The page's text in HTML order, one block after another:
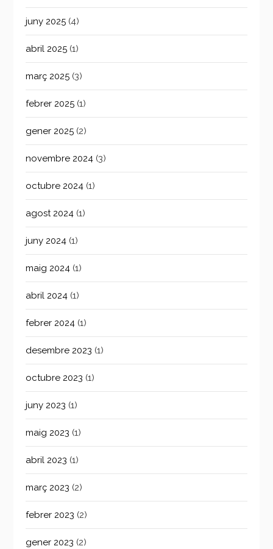
juny 2025 (4)
abril 2025 (1)
març 2025 (3)
febrer 2025 (1)
gener 2025 (2)
novembre 2024 (3)
octubre 2024 (1)
agost 2024 (1)
juny 2024 (1)
maig 2024 (1)
abril 2024 (1)
febrer 2024 (1)
desembre 2023 (1)
octubre 2023 (1)
juny 2023 (1)
maig 2023 (1)
abril 2023 (1)
març 2023 (2)
febrer 2023 (2)
gener 2023 (2)